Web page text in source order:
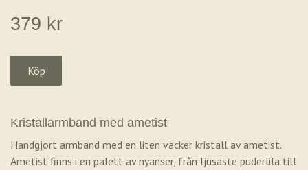
379 kr
Kristallarmband med ametist
Handgjort armband med en liten vacker kristall av ametist.
Ametist finns i en palett av nyanser, från ljusaste puderlila till